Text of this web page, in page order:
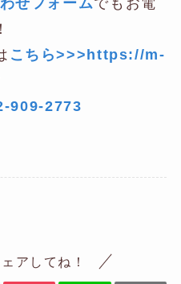
せフォームでもお電
こちら>>>https://m-
909-2773
アしてね！